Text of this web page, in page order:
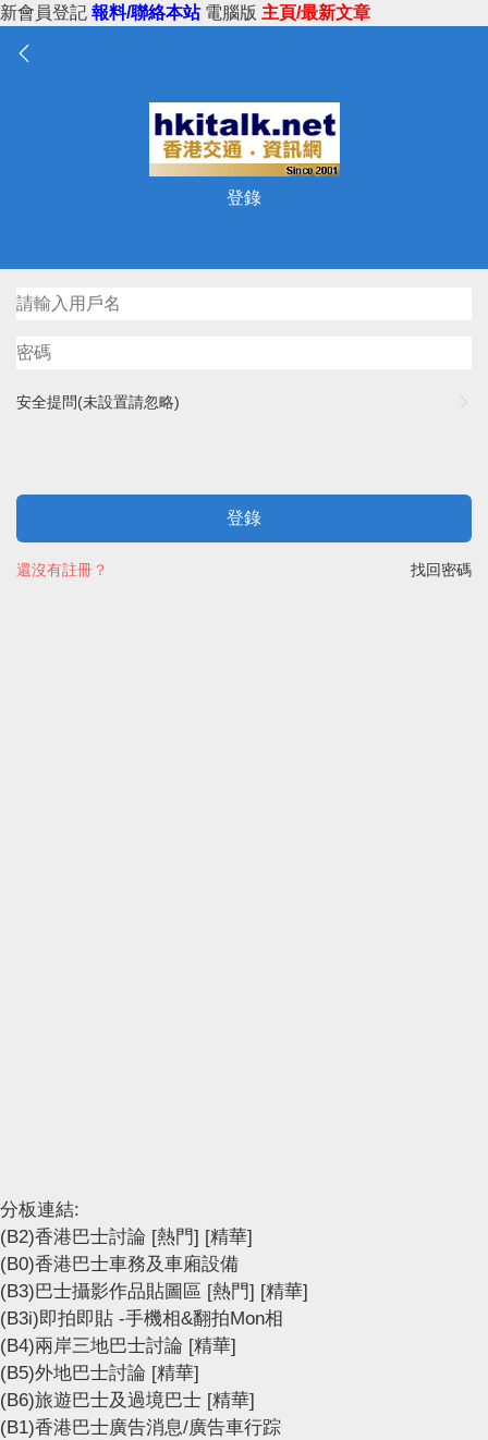
新會員登記 報料/聯絡本站 電腦版 主頁/最新文章
登錄
安全提問(未設置請忽略)
登錄
找回密碼
還沒有註冊？
分板連結:
(B2)香港巴士討論 [熱門] [精華]
(B0)香港巴士車務及車廂設備
(B3)巴士攝影作品貼圖區 [熱門] [精華]
(B3i)即拍即貼 -手機相&翻拍Mon相
(B4)兩岸三地巴士討論 [精華]
(B5)外地巴士討論 [精華]
(B6)旅遊巴士及過境巴士 [精華]
(B1)香港巴士廣告消息/廣告車行踪